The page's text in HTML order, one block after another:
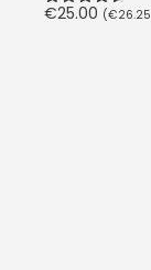
Hodnotenie
€25.00 (€26.25